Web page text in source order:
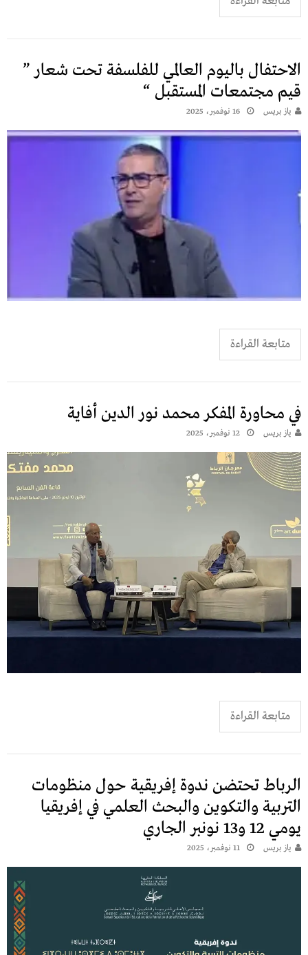
الاحتفال باليوم العالمي للفلسفة تحت شعار ”
قيم مجتمعات المستقبل “
يـاز بريـس 16 نوفمبر، 2025
متابعة القراءة
في محاورة المفكر محمد نور الدين أفاية
يـاز بريـس 12 نوفمبر، 2025
متابعة القراءة
الرباط تحتضن ندوة إفريقية حول منظومات
التربية والتكوين والبحث العلمي في إفريقيا
يومي 12 و13 نونبر الجاري
يـاز بريـس 11 نوفمبر، 2025